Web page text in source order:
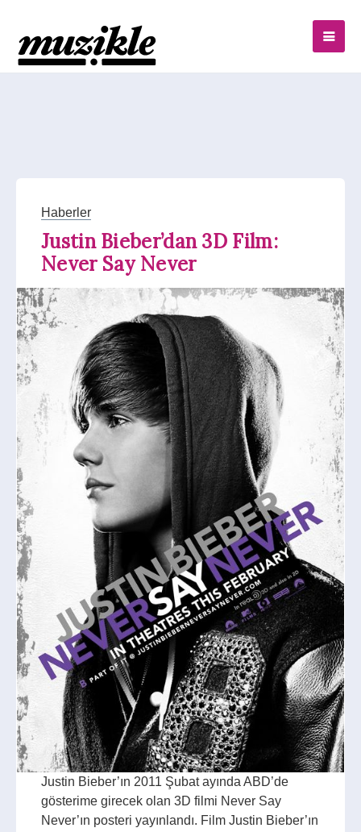
Haberler
Justin Bieber’dan 3D Film:
Never Say Never
Justin Bieber’ın 2011 Şubat ayında ABD’de
gösterime girecek olan 3D filmi Never Say
Never’ın posteri yayınlandı. Film Justin Bieber’ın